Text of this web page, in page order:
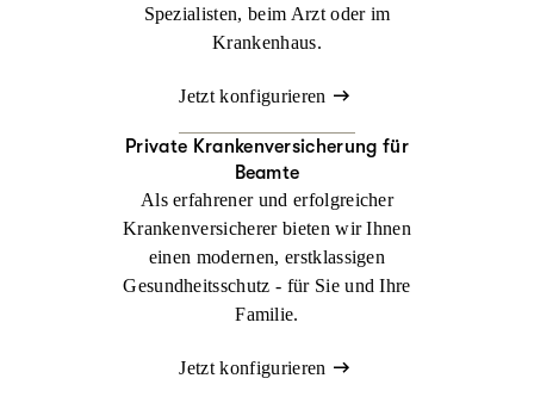
Spezialisten, beim Arzt oder im
Krankenhaus.
Jetzt konfigurieren
Private Kranken­versicherung für
Beamte
Als erfahrener und erfolgreicher
Krankenversicherer bieten wir Ihnen
einen modernen, erstklassigen
Gesundheitsschutz - für Sie und Ihre
Familie.
Jetzt konfigurieren